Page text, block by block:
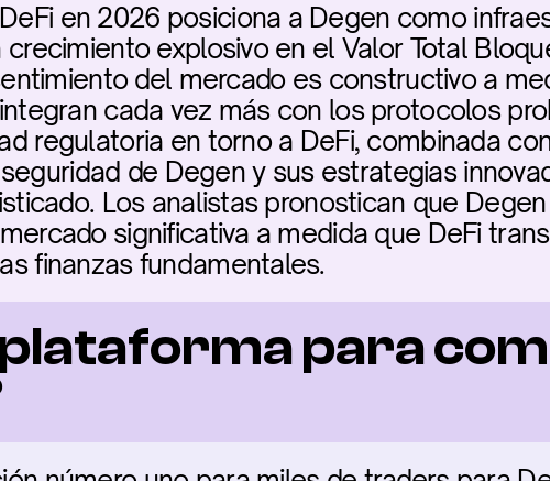
en 2026 posiciona a Degen como
crecimiento explosivo en el Valor Total
del mercado es constructivo a
cada vez más con los protocolos
regulatoria en torno a DeFi, combinada
de Degen y sus estrategias
Los analistas pronostican que
significativa a medida que DeFi
finanzas fundamentales.
para